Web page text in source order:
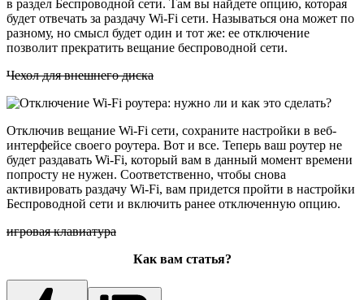
в раздел Беспроводной сети. Там вы найдете опцию, которая
будет отвечать за раздачу Wi-Fi сети. Называться она может по
разному, но смысл будет один и тот же: ее отключение
позволит прекратить вещание беспроводной сети.
Чехол для внешнего диска
Отключив вещание Wi-Fi сети, сохраните настройки в веб-
интерфейсе своего роутера. Вот и все. Теперь ваш роутер не
будет раздавать Wi-Fi, который вам в данный момент времени
попросту не нужен. Соответственно, чтобы снова
активировать раздачу Wi-Fi, вам придется пройти в настройки
Беспроводной сети и включить ранее отключенную опцию.
игровая клавиатура
Как вам статья?